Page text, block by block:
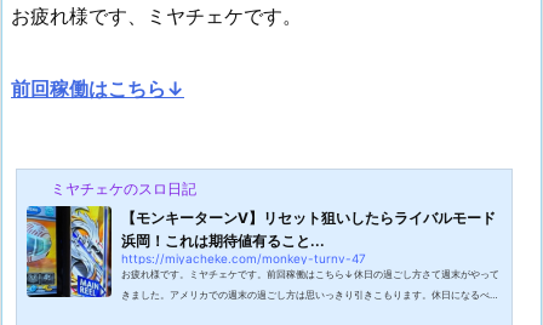
お疲れ様です、ミヤチェケです。
前回稼働はこちら↓
ミヤチェケのスロ日記
【モンキーターンV】リセット狙いしたらライバルモード
浜岡！これは期待値有ること...
https://miyacheke.com/monkey-turnv-47
お疲れ様です。ミヤチェケです。前回稼働はこちら↓休日の過ごし方さて週末がやって
きました。アメリカでの週末の過ごし方は思いっきり引きこもります。休日になるべく